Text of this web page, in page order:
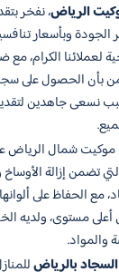
الرياض، نفخر
الجودة وبأسعار
لعملائنا الكرام،
بأن الحصول على
نسعى جاهدين
شمال الرياض
تضمن إزالة
مع الحفاظ على
مستوى، ولديه
والمواد.
بالرياض